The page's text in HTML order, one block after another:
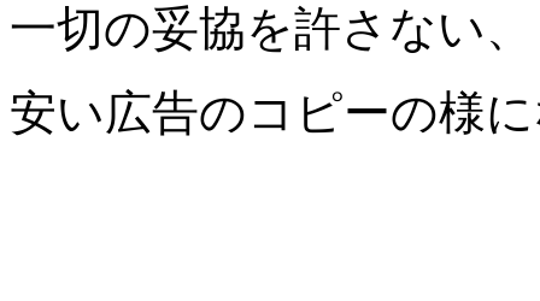
一切の妥協を許さない
安い広告のコピーの様